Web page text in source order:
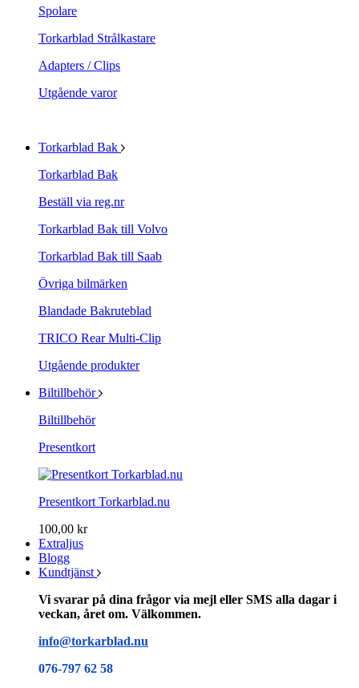
Spolare
Torkarblad Strålkastare
Adapters / Clips
Utgående varor
Torkarblad Bak
Torkarblad Bak
Beställ via reg.nr
Torkarblad Bak till Volvo
Torkarblad Bak till Saab
Övriga bilmärken
Blandade Bakruteblad
TRICO Rear Multi-Clip
Utgående produkter
Biltillbehör
Biltillbehör
Presentkort
Presentkort Torkarblad.nu
100,00 kr
Extraljus
Blogg
Kundtjänst
Vi svarar på dina frågor via mejl eller SMS alla dagar i
veckan, året om. Välkommen.
info@torkarblad.nu
076-797 62 58